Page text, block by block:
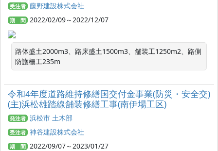
受注者 藤野建設株式会社
期 間 2022/02/09～2022/12/07
路体盛土2000m3、路床盛土1500m3、舗装工1250m2、路側
防護柵工235m
令和4年度道路維持修繕国交付金事業(防災・安全交)
(主)浜松雄踏線舗装修繕工事(南伊場工区)
発注者 浜松市 土木部
受注者 神谷建設株式会社
期 間 2022/09/07～2023/01/27